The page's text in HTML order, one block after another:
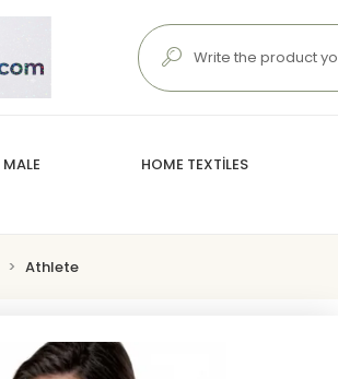
MALE HOME TEXTİLES
Athlete